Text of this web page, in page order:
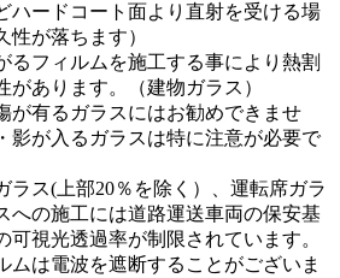
ハードコート面より直射を受ける場
性が落ちます）
るフィルムを施工する事により熱割
があります。（建物ガラス）
が有るガラスにはお勧めできませ
影が入るガラスは特に注意が必要で
ラス(上部20％を除く）、運転席ガラ
への施工には道路運送車両の保安基
可視光透過率が制限されています。
ムは電波を遮断することがございま